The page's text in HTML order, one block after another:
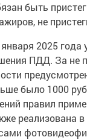
быть
не
2025 года
ПДД. За не
было 1000
правил
реализована